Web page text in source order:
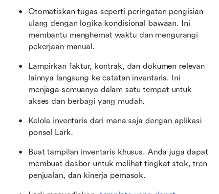
Otomatiskan tugas seperti peringatan pengisian
ulang dengan logika kondisional bawaan. Ini
membantu menghemat waktu dan mengurangi
pekerjaan manual.
Lampirkan faktur, kontrak, dan dokumen relevan
lainnya langsung ke catatan inventaris. Ini
menjaga semuanya dalam satu tempat untuk
akses dan berbagi yang mudah.
Kelola inventaris dari mana saja dengan aplikasi
ponsel Lark.
Buat tampilan inventaris khusus. Anda juga dapat
membuat dasbor untuk melihat tingkat stok, tren
penjualan, dan kinerja pemasok.